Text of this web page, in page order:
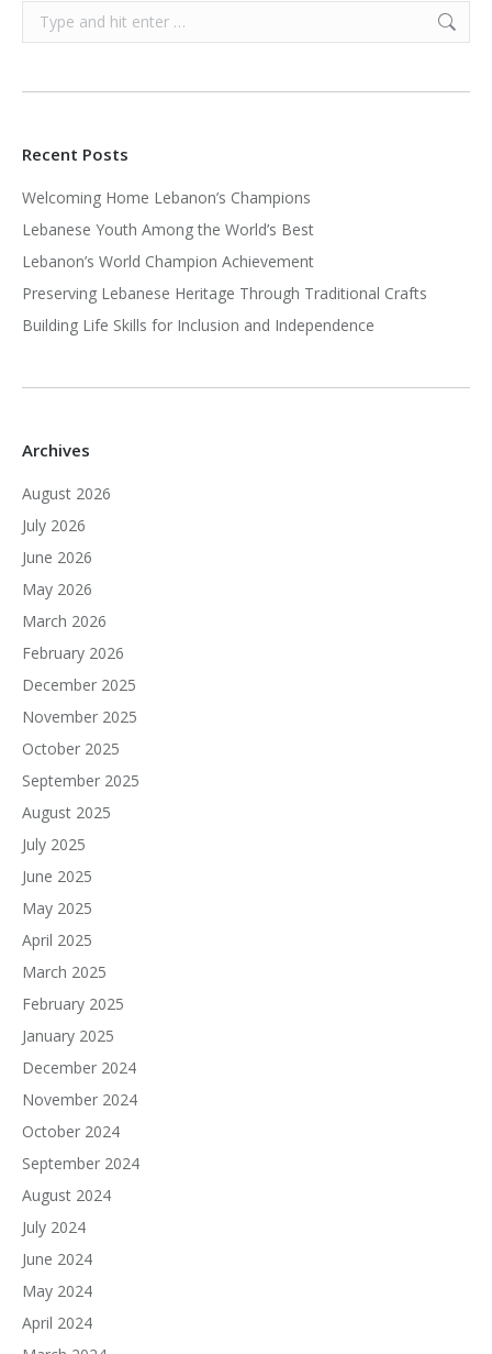
Search:
Recent Posts
Welcoming Home Lebanon’s Champions
Lebanese Youth Among the World’s Best
Lebanon’s World Champion Achievement
Preserving Lebanese Heritage Through Traditional Crafts
Building Life Skills for Inclusion and Independence
Archives
August 2026
July 2026
June 2026
May 2026
March 2026
February 2026
December 2025
November 2025
October 2025
September 2025
August 2025
July 2025
June 2025
May 2025
April 2025
March 2025
February 2025
January 2025
December 2024
November 2024
October 2024
September 2024
August 2024
July 2024
June 2024
May 2024
April 2024